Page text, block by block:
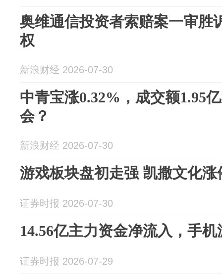
奥维通信投资者索赔案一审胜
权
新浪财经 2026-07-30
中青宝涨0.32%，成交额1.95
会？
新浪财经 2026-07-30
游戏板块盘初走强 凯撒文化涨
证券时报 2026-07-30
14.56亿主力资金净流入，手
证券时报 2026-07-29